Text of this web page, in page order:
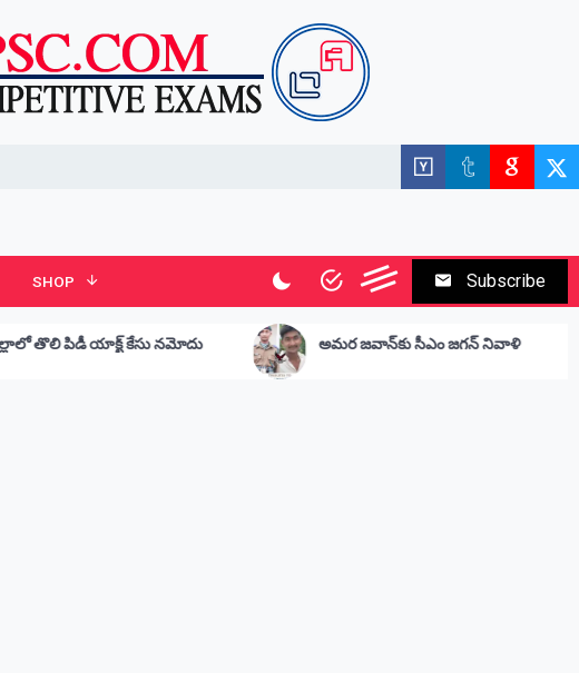
SHOP Subscribe
అమర జవాన్‌కు సీఎం జగన్ నివాళి
సీతమ్మ వారి